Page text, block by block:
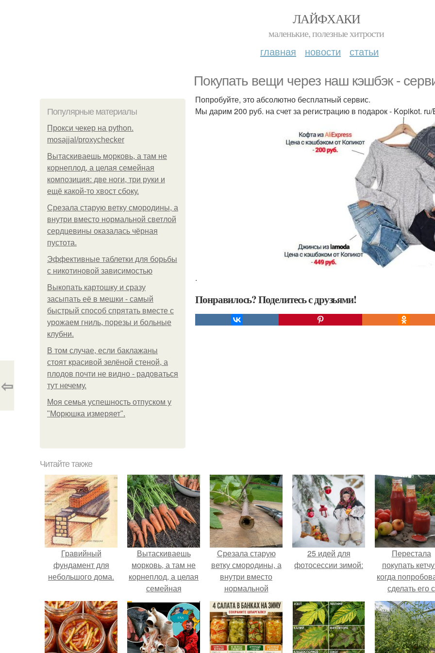
ЛАЙФХАКИ
маленькие, полезные хитрости
главная новости статьи
Покупать вещи через наш кэшбэк -
Популярные материалы
Прокси чекер на python.
mosajjal/proxychecker
Вытаскиваешь морковь, а там не
корнеплод, а целая семейная
композиция: две ноги, три руки и
ещё какой-то хвост сбоку.
Срезала старую ветку смородины, а
внутри вместо нормальной светлой
сердцевины оказалась чёрная
пустота.
Эффективные таблетки для борьбы
с никотиновой зависимостью
Выкопать картошку и сразу
засыпать её в мешки - самый
быстрый способ спрятать вместе с
урожаем гниль, порезы и больные
клубни.
В том случае, если баклажаны
стоят красивой зелёной стеной, а
плодов почти не видно - радоваться
тут нечему.
Моя семья успешность отпуском у
"Морюшка измеряет".
Попробуйте, это абсолютно бесплатный сервис.
Мы дарим 200 руб. на счет за регистрацию в подарок - Kopikot.
.
Понравилось? Поделитесь с друзьями!
⇦
Читайте также
Гравийный
фундамент для
небольшого дома.
Вытаскиваешь
морковь, а там не
корнеплод, а целая
семейная
композиция: две
ноги, три руки и
ещё какой-то хвост
сбоку.
Срезала старую
ветку смородины, а
внутри вместо
нормальной
светлой
сердцевины
оказалась чёрная
пустота.
25 идей для
фотосессии зимой:
Перестала
покупать
когда
сделать его с
яблоками.